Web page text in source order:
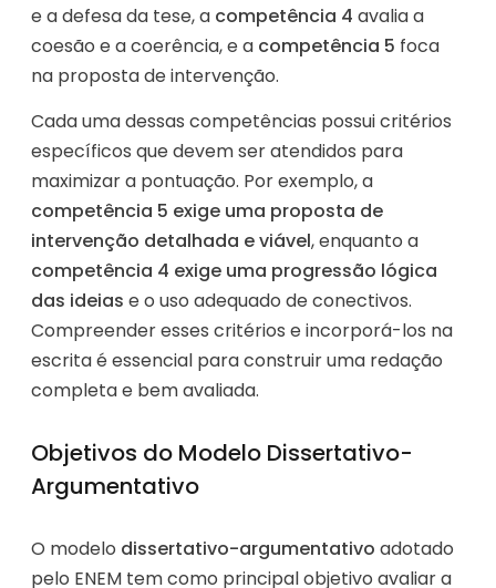
e a defesa da tese, a competência 4 avalia a
coesão e a coerência, e a competência 5 foca
na proposta de intervenção.
Cada uma dessas competências possui critérios
específicos que devem ser atendidos para
maximizar a pontuação. Por exemplo, a
competência 5 exige uma proposta de
intervenção detalhada e viável, enquanto a
competência 4 exige uma progressão lógica
das ideias e o uso adequado de conectivos.
Compreender esses critérios e incorporá-los na
escrita é essencial para construir uma redação
completa e bem avaliada.
Objetivos do Modelo Dissertativo-
Argumentativo
O modelo dissertativo-argumentativo adotado
pelo ENEM tem como principal objetivo avaliar a